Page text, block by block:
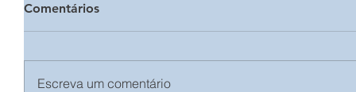
Comentários
Escreva um comentário